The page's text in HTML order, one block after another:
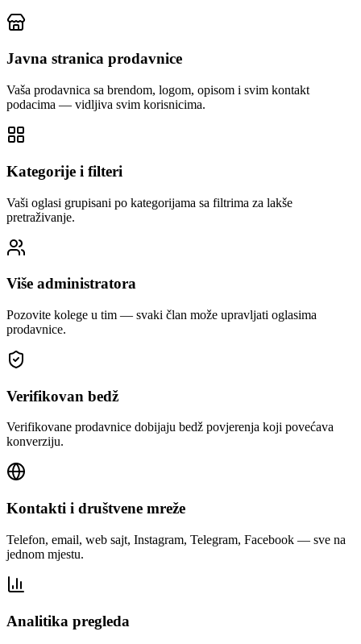
Javna stranica prodavnice
Vaša prodavnica sa brendom, logom, opisom i svim kontakt
podacima — vidljiva svim korisnicima.
Kategorije i filteri
Vaši oglasi grupisani po kategorijama sa filtrima za lakše
pretraživanje.
Više administratora
Pozovite kolege u tim — svaki član može upravljati oglasima
prodavnice.
Verifikovan bedž
Verifikovane prodavnice dobijaju bedž povjerenja koji povećava
konverziju.
Kontakti i društvene mreže
Telefon, email, web sajt, Instagram, Telegram, Facebook — sve na
jednom mjestu.
Analitika pregleda